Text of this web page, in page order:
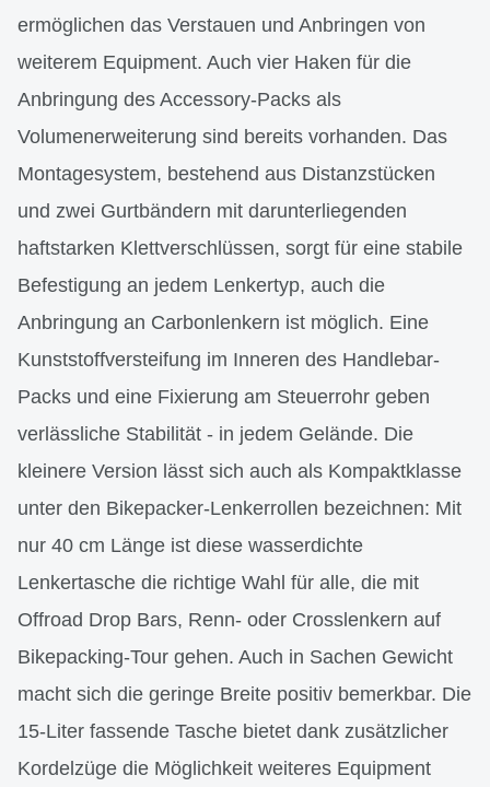
ermöglichen das Verstauen und Anbringen von
weiterem Equipment. Auch vier Haken für die
Anbringung des Accessory-Packs als
Volumenerweiterung sind bereits vorhanden. Das
Montagesystem, bestehend aus Distanzstücken
und zwei Gurtbändern mit darunterliegenden
haftstarken Klettverschlüssen, sorgt für eine stabile
Befestigung an jedem Lenkertyp, auch die
Anbringung an Carbonlenkern ist möglich. Eine
Kunststoffversteifung im Inneren des Handlebar-
Packs und eine Fixierung am Steuerrohr geben
verlässliche Stabilität - in jedem Gelände. Die
kleinere Version lässt sich auch als Kompaktklasse
unter den Bikepacker-Lenkerrollen bezeichnen: Mit
nur 40 cm Länge ist diese wasserdichte
Lenkertasche die richtige Wahl für alle, die mit
Offroad Drop Bars, Renn- oder Crosslenkern auf
Bikepacking-Tour gehen. Auch in Sachen Gewicht
macht sich die geringe Breite positiv bemerkbar. Die
15-Liter fassende Tasche bietet dank zusätzlicher
Kordelzüge die Möglichkeit weiteres Equipment